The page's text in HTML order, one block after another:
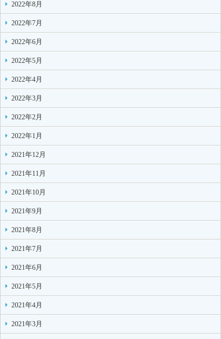
2022年8月
2022年7月
2022年6月
2022年5月
2022年4月
2022年3月
2022年2月
2022年1月
2021年12月
2021年11月
2021年10月
2021年9月
2021年8月
2021年7月
2021年6月
2021年5月
2021年4月
2021年3月